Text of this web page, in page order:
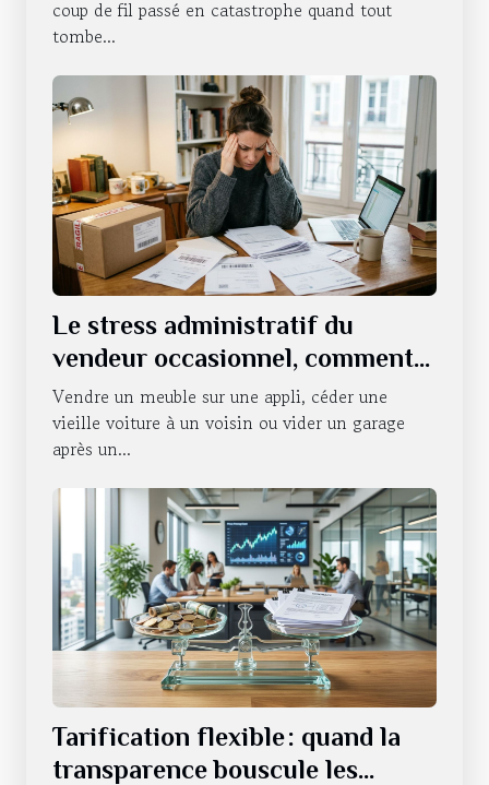
coup de fil passé en catastrophe quand tout
tombe...
Le stress administratif du
vendeur occasionnel, comment
s’en défaire ?
Vendre un meuble sur une appli, céder une
vieille voiture à un voisin ou vider un garage
après un...
Tarification flexible : quand la
transparence bouscule les